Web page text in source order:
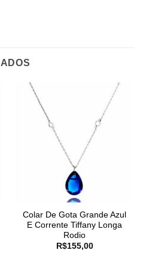
Colar De Gota Grande Azul
E Corrente Tiffany Longa
Rodio
R$155,00